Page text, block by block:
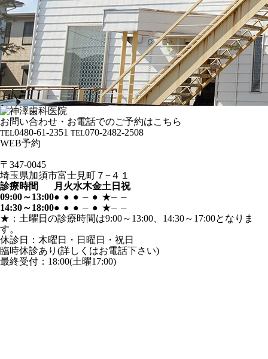
お問い合わせ・お電話でのご予約はこちら
TEL0480-61-2351 TEL070-2482-2508
WEB予約
〒347-0045
埼玉県加須市富士見町７−４１
診療時間
月 火水木金土 日祝
09:00～13:00● ● ● ⏤ ● ★⏤ ⏤
14:30～18:00● ● ● ⏤ ● ★⏤ ⏤
★：土曜日の診療時間は9:00～13:00、14:30～17:00となりま
す。
休診日：木曜日・日曜日・祝日
臨時休診あり(詳しくはお電話下さい)
最終受付：18:00(土曜17:00)